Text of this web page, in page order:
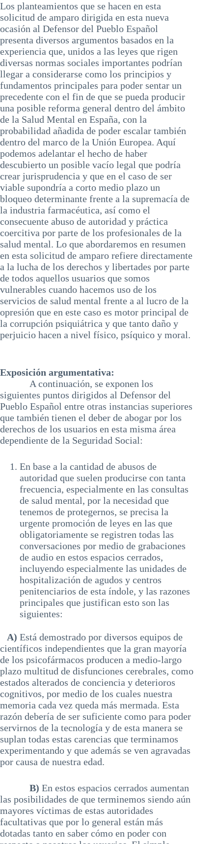
Los planteamientos que se hacen en esta
solicitud de amparo dirigida en esta nueva
ocasión al Defensor del Pueblo Español
presenta diversos argumentos basados en la
experiencia que, unidos a las leyes que rigen
diversas normas sociales importantes podrían
llegar a considerarse como los principios y
fundamentos principales para poder sentar un
precedente con el fin de que se pueda producir
una posible reforma general dentro del ámbito
de la Salud Mental en España, con la
probabilidad añadida de poder escalar también
dentro del marco de la Unión Europea. Aquí
podemos adelantar el hecho de haber
descubierto un posible vacío legal que podría
crear jurisprudencia y que en el caso de ser
viable supondría a corto medio plazo un
bloqueo determinante frente a la supremacía de
la industria farmacéutica, así como el
consecuente abuso de autoridad y práctica
coercitiva por parte de los profesionales de la
salud mental. Lo que abordaremos en resumen
en esta solicitud de amparo refiere directamente
a la lucha de los derechos y libertades por parte
de todos aquellos usuarios que somos
vulnerables cuando hacemos uso de los
servicios de salud mental frente a al lucro de la
opresión que en este caso es motor principal de
la corrupción psiquiátrica y que tanto daño y
perjuicio hacen a nivel físico, psíquico y moral.
Exposición argumentativa:
A continuación, se exponen los
siguientes puntos dirigidos al Defensor del
Pueblo Español entre otras instancias superiores
que también tienen el deber de abogar por los
derechos de los usuarios en esta misma área
dependiente de la Seguridad Social:
En base a la cantidad de abusos de
autoridad que suelen producirse con tanta
frecuencia, especialmente en las consultas
de salud mental, por la necesidad que
tenemos de protegernos, se precisa la
urgente promoción de leyes en las que
obligatoriamente se registren todas las
conversaciones por medio de grabaciones
de audio en estos espacios cerrados,
incluyendo especialmente las unidades de
hospitalización de agudos y centros
penitenciarios de esta índole, y las razones
principales que justifican esto son las
siguientes:
A) Está demostrado por diversos equipos de
científicos independientes que la gran mayoría
de los psicofármacos producen a medio-largo
plazo multitud de disfunciones cerebrales, como
estados alterados de conciencia y deterioros
cognitivos, por medio de los cuales nuestra
memoria cada vez queda más mermada. Esta
razón debería de ser suficiente como para poder
servirnos de la tecnología y de esta manera se
suplan todas estas carencias que terminamos
experimentando y que además se ven agravadas
por causa de nuestra edad.
B) En estos espacios cerrados aumentan
las posibilidades de que terminemos siendo aún
mayores víctimas de estas autoridades
facultativas que por lo general están más
dotadas tanto en saber cómo en poder con